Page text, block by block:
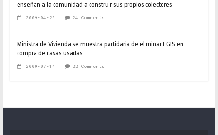
enseñan a la comunidad a construir sus propios colectores
2009-04-29 24 Comments
Ministra de Vivienda se muestra partidaria de eliminar EGIS en
compra de casas usadas
2009-07-14 22 Comments